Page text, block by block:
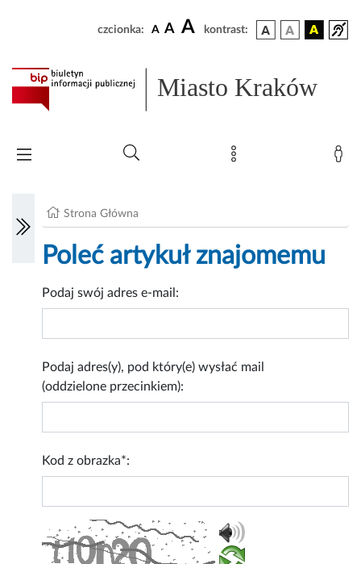
czcionka: A A A kontrast:
Miasto Kraków
Strona Główna
Poleć artykuł znajomemu
Podaj swój adres e-mail:
Podaj adres(y), pod który(e) wysłać mail
(oddzielone przecinkiem):
Kod z obrazka*: